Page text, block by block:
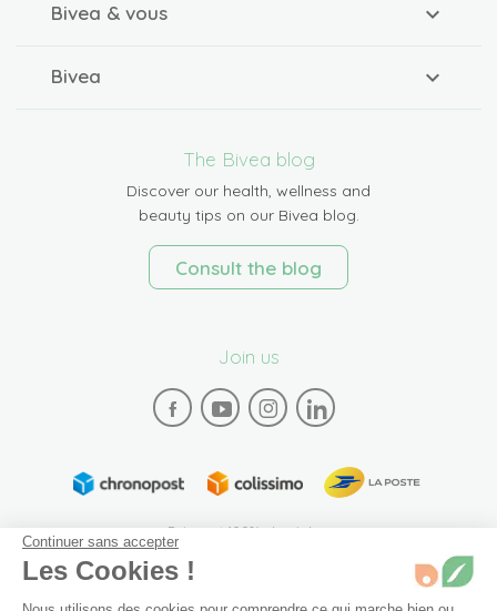
Bivea & vous
Bivea
The Bivea blog
Discover our health, wellness and
beauty tips on our Bivea blog.
Consult the blog
Join us
Paiement 100% sécurisé
Continuer sans accepter
Les Cookies !